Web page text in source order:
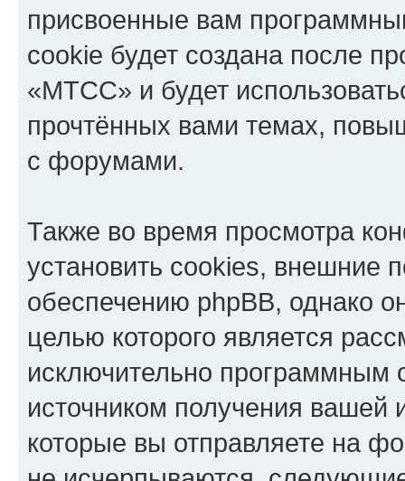
присвоенные вам
cookie будет создана после
«МТСС» и будет
прочтённых вами темах,
с форумами.
Также во время просмотра
установить cookies, внешние
обеспечению phpBB, однако
целью которого является
исключительно программным
источником получения
которые вы отправляете на